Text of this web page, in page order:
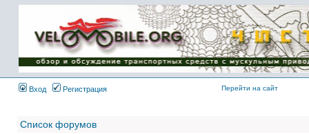
Имя пользователя:
Пароль:
{ LOG_ME_IN_SHORT
}
Вход
Регистрация Перейти на сайт
Список форумов